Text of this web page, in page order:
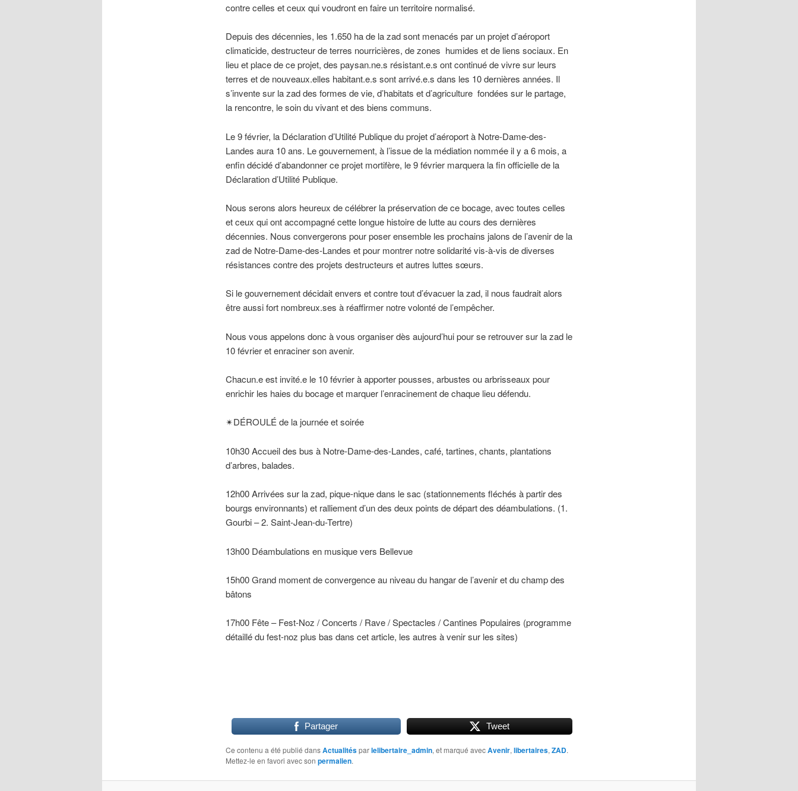
contre celles et ceux qui voudront en faire un territoire normalisé.
Depuis des décennies, les 1.650 ha de la zad sont menacés par un projet d’aéroport
climaticide, destructeur de terres nourricières, de zones humides et de liens sociaux. En
lieu et place de ce projet, des paysan.ne.s résistant.e.s ont continué de vivre sur leurs
terres et de nouveaux.elles habitant.e.s sont arrivé.e.s dans les 10 dernières années. Il
s’invente sur la zad des formes de vie, d’habitats et d’agriculture fondées sur le partage,
la rencontre, le soin du vivant et des biens communs.
Le 9 février, la Déclaration d’Utilité Publique du projet d’aéroport à Notre-Dame-des-
Landes aura 10 ans. Le gouvernement, à l’issue de la médiation nommée il y a 6 mois, a
enfin décidé d’abandonner ce projet mortifère, le 9 février marquera la fin officielle de la
Déclaration d’Utilité Publique.
Nous serons alors heureux de célébrer la préservation de ce bocage, avec toutes celles
et ceux qui ont accompagné cette longue histoire de lutte au cours des dernières
décennies. Nous convergerons pour poser ensemble les prochains jalons de l’avenir de la
zad de Notre-Dame-des-Landes et pour montrer notre solidarité vis-à-vis de diverses
résistances contre des projets destructeurs et autres luttes sœurs.
Si le gouvernement décidait envers et contre tout d’évacuer la zad, il nous faudrait alors
être aussi fort nombreux.ses à réaffirmer notre volonté de l’empêcher.
Nous vous appelons donc à vous organiser dès aujourd’hui pour se retrouver sur la zad le
10 février et enraciner son avenir.
Chacun.e est invité.e le 10 février à apporter pousses, arbustes ou arbrisseaux pour
enrichir les haies du bocage et marquer l’enracinement de chaque lieu défendu.
✴DÉROULÉ de la journée et soirée
10h30 Accueil des bus à Notre-Dame-des-Landes, café, tartines, chants, plantations
d’arbres, balades.
12h00 Arrivées sur la zad, pique-nique dans le sac (stationnements fléchés à partir des
bourgs environnants) et ralliement d’un des deux points de départ des déambulations. (1.
Gourbi – 2. Saint-Jean-du-Tertre)
13h00 Déambulations en musique vers Bellevue
15h00 Grand moment de convergence au niveau du hangar de l’avenir et du champ des
bâtons
17h00 Fête – Fest-Noz / Concerts / Rave / Spectacles / Cantines Populaires (programme
détaillé du fest-noz plus bas dans cet article, les autres à venir sur les sites)
Partager Tweet
Ce contenu a été publié dansActualitésparlelibertaire_admin, et marqué avecAvenir, libertaires, ZAD.
Mettez-le en favori avec son permalien.